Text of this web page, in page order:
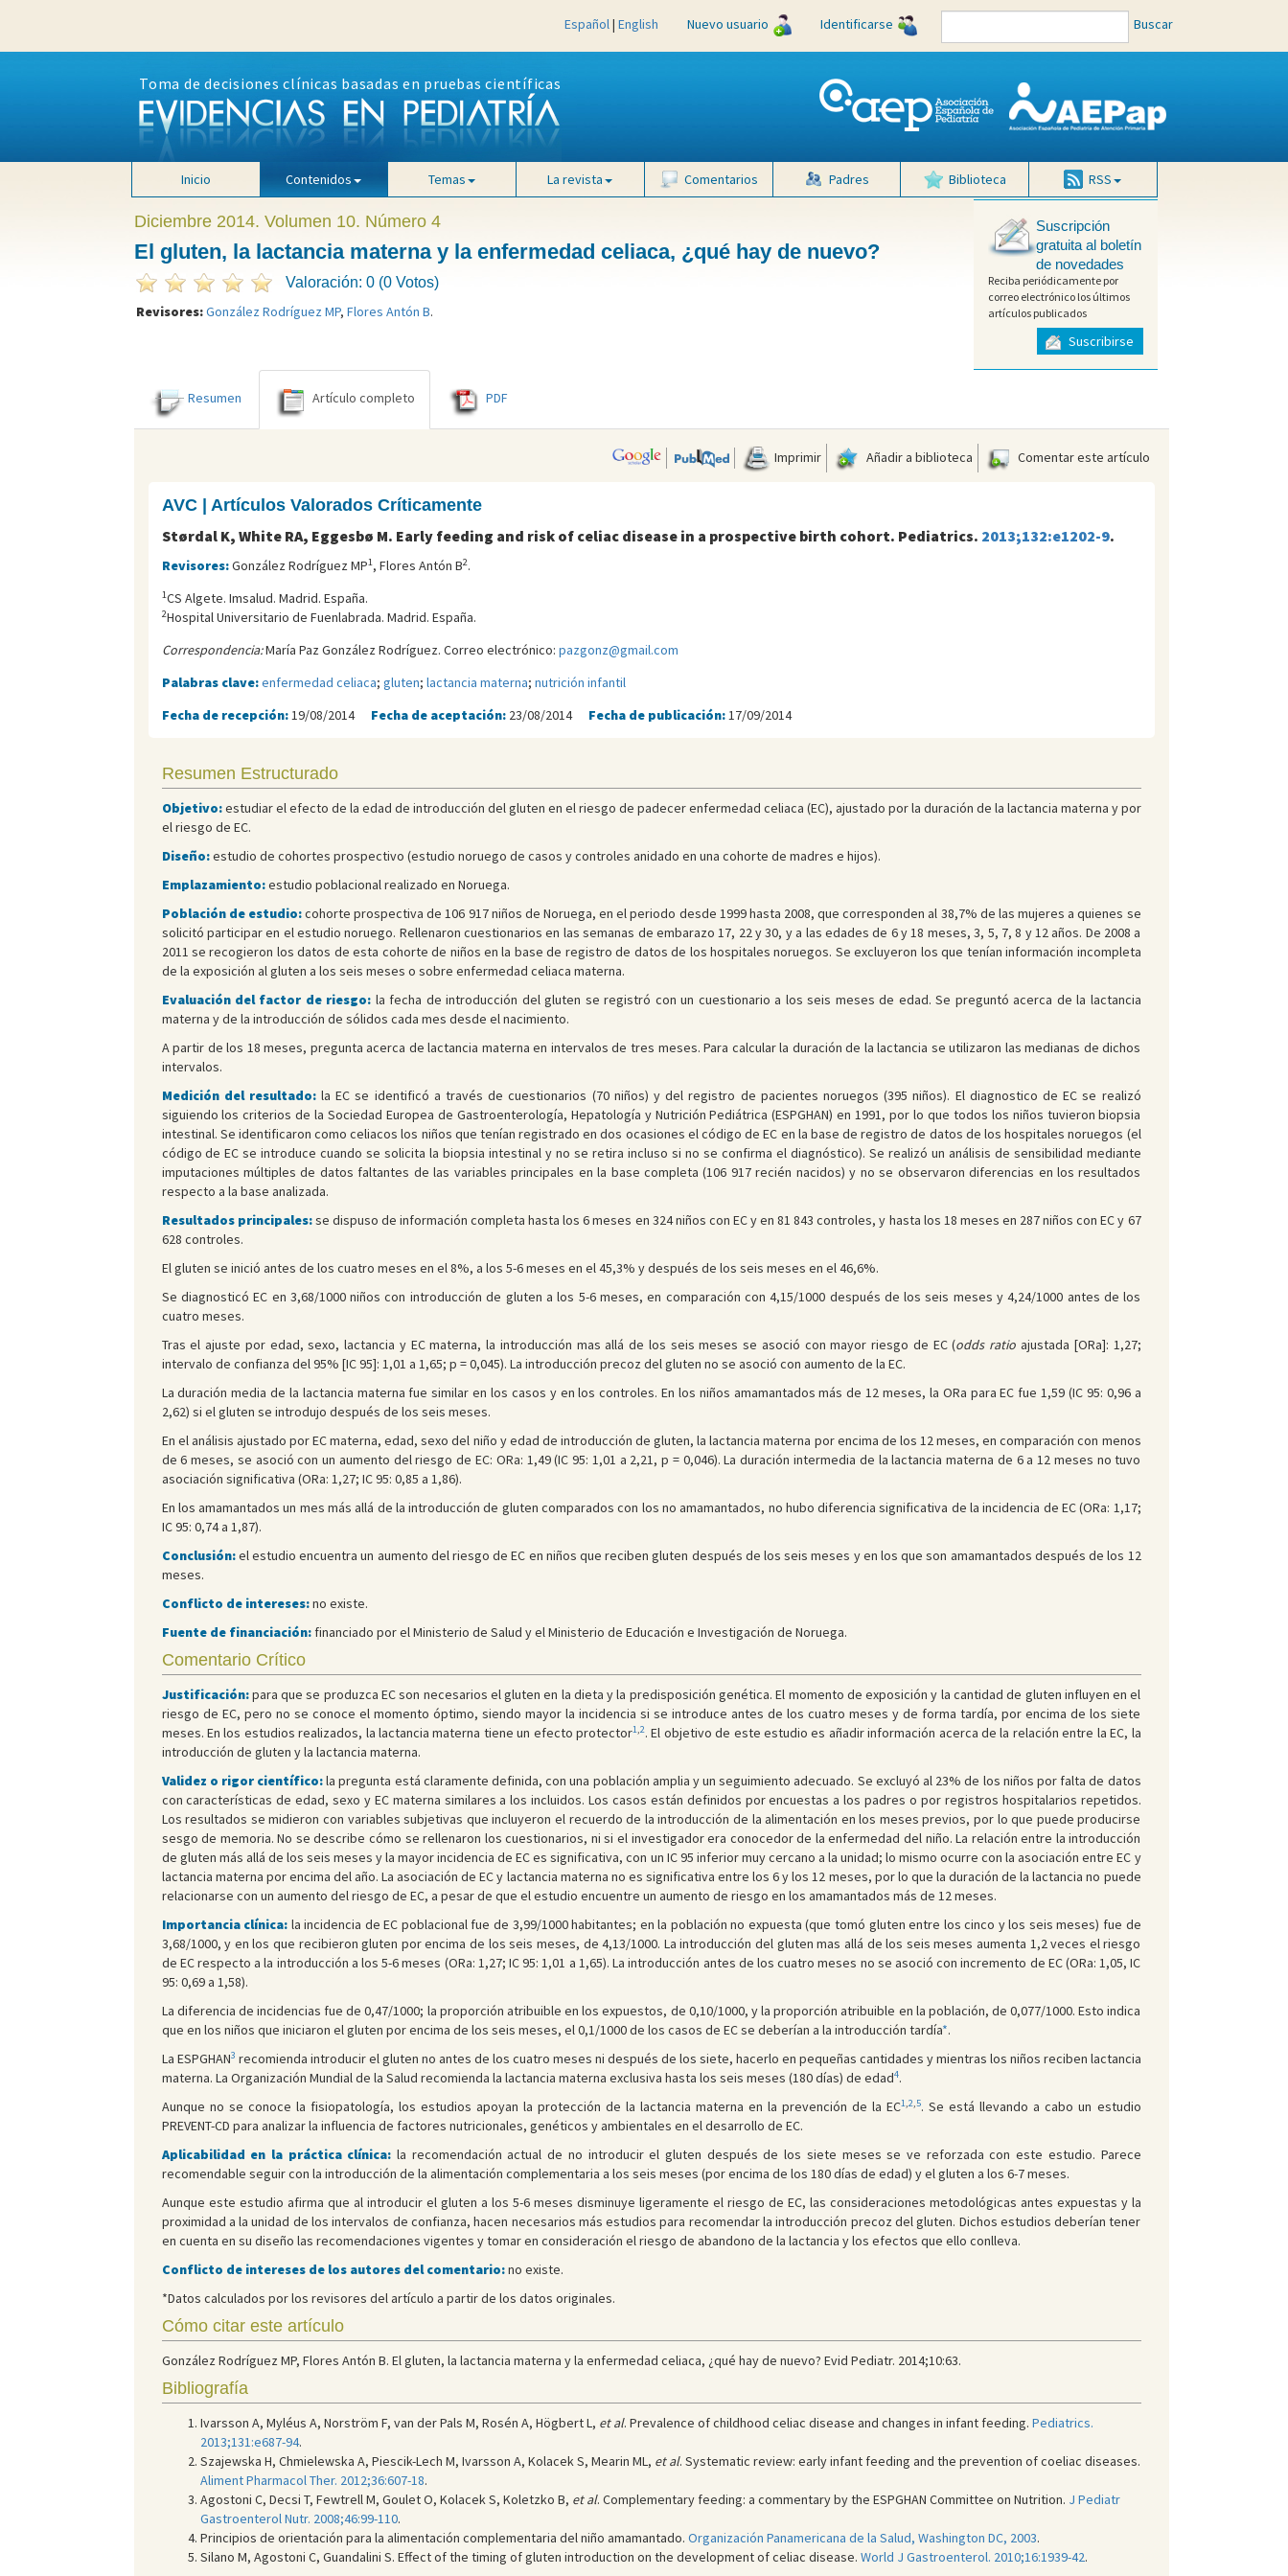
Español| English Nuevo usuario Identificarse Buscar
Toma de decisiones clínicas basadas en pruebas científicas
Inicio Contenidos Temas La revista Comentarios Padres Biblioteca RSS
Diciembre 2014. Volumen 10. Número 4
El gluten, la lactancia materna y la enfermedad celiaca, ¿qué hay de nuevo?
Valoración: 0 (0 Votos)
Revisores:González Rodríguez MP, Flores Antón B.
Suscripción
gratuita al boletín
de novedades
Reciba periódicamente por
correo electrónico los últimos
artículos publicados
Suscribirse
Resumen Artículo completo PDF
Imprimir Añadir a biblioteca Comentar este artículo
AVC | Artículos Valorados Críticamente
Størdal K, White RA, Eggesbø M. Early feeding and risk of celiac disease in a prospective birth cohort. Pediatrics. 2013;132:e1202-9.
Revisores:González Rodríguez MP1, Flores Antón B2.
1CS Algete. Imsalud. Madrid. España.
2Hospital Universitario de Fuenlabrada. Madrid. España.
Correspondencia:María Paz González Rodríguez. Correo electrónico: pazgonz@gmail.com
Palabras clave:enfermedad celiaca; gluten; lactancia materna; nutrición infantil
Fecha de recepción:19/08/2014 Fecha de aceptación: 23/08/2014 Fecha de publicación:17/09/2014
Resumen Estructurado
Objetivo:estudiar el efecto de la edad de introducción del gluten en el riesgo de padecer enfermedad celiaca (EC), ajustado por la duración de la lactancia materna y por
el riesgo de EC.
Diseño:estudio de cohortes prospectivo (estudio noruego de casos y controles anidado en una cohorte de madres e hijos).
Emplazamiento:estudio poblacional realizado en Noruega.
Población de estudio:cohorte prospectiva de 106 917 niños de Noruega, en el periodo desde 1999 hasta 2008, que corresponden al 38,7% de las mujeres a quienes se
solicitó participar en el estudio noruego. Rellenaron cuestionarios en las semanas de embarazo 17, 22 y 30, y a las edades de 6 y 18 meses, 3, 5, 7, 8 y 12 años. De 2008 a
2011 se recogieron los datos de esta cohorte de niños en la base de registro de datos de los hospitales noruegos. Se excluyeron los que tenían información incompleta
de la exposición al gluten a los seis meses o sobre enfermedad celiaca materna.
Evaluación del factor de riesgo: la fecha de introducción del gluten se registró con un cuestionario a los seis meses de edad. Se preguntó acerca de la lactancia
materna y de la introducción de sólidos cada mes desde el nacimiento.
A partir de los 18 meses, pregunta acerca de lactancia materna en intervalos de tres meses. Para calcular la duración de la lactancia se utilizaron las medianas de dichos
intervalos.
Medición del resultado:la EC se identificó a través de cuestionarios (70 niños) y del registro de pacientes noruegos (395 niños). El diagnostico de EC se realizó
siguiendo los criterios de la Sociedad Europea de Gastroenterología, Hepatología y Nutrición Pediátrica (ESPGHAN) en 1991, por lo que todos los niños tuvieron biopsia
intestinal. Se identificaron como celiacos los niños que tenían registrado en dos ocasiones el código de EC en la base de registro de datos de los hospitales noruegos (el
código de EC se introduce cuando se solicita la biopsia intestinal y no se retira incluso si no se confirma el diagnóstico). Se realizó un análisis de sensibilidad mediante
imputaciones múltiples de datos faltantes de las variables principales en la base completa (106 917 recién nacidos) y no se observaron diferencias en los resultados
respecto a la base analizada.
Resultados principales:se dispuso de información completa hasta los 6 meses en 324 niños con EC y en 81 843 controles, y hasta los 18 meses en 287 niños con EC y 67
628 controles.
El gluten se inició antes de los cuatro meses en el 8%, a los 5-6 meses en el 45,3% y después de los seis meses en el 46,6%.
Se diagnosticó EC en 3,68/1000 niños con introducción de gluten a los 5-6 meses, en comparación con 4,15/1000 después de los seis meses y 4,24/1000 antes de los
cuatro meses.
Tras el ajuste por edad, sexo, lactancia y EC materna, la introducción mas allá de los seis meses se asoció con mayor riesgo de EC (odds ratio ajustada [ORa]: 1,27;
intervalo de confianza del 95% [IC 95]: 1,01 a 1,65; p = 0,045). La introducción precoz del gluten no se asoció con aumento de la EC.
La duración media de la lactancia materna fue similar en los casos y en los controles. En los niños amamantados más de 12 meses, la ORa para EC fue 1,59 (IC 95: 0,96 a
2,62) si el gluten se introdujo después de los seis meses.
En el análisis ajustado por EC materna, edad, sexo del niño y edad de introducción de gluten, la lactancia materna por encima de los 12 meses, en comparación con menos
de 6 meses, se asoció con un aumento del riesgo de EC: ORa: 1,49 (IC 95: 1,01 a 2,21, p = 0,046). La duración intermedia de la lactancia materna de 6 a 12 meses no tuvo
asociación significativa (ORa: 1,27; IC 95: 0,85 a 1,86).
En los amamantados un mes más allá de la introducción de gluten comparados con los no amamantados, no hubo diferencia significativa de la incidencia de EC (ORa: 1,17;
IC 95: 0,74 a 1,87).
Conclusión:el estudio encuentra un aumento del riesgo de EC en niños que reciben gluten después de los seis meses y en los que son amamantados después de los 12
meses.
Conflicto de intereses:no existe.
Fuente de financiación:financiado por el Ministerio de Salud y el Ministerio de Educación e Investigación de Noruega.
Comentario Crítico
Justificación:para que se produzca EC son necesarios el gluten en la dieta y la predisposición genética. El momento de exposición y la cantidad de gluten influyen en el
riesgo de EC, pero no se conoce el momento óptimo, siendo mayor la incidencia si se introduce antes de los cuatro meses y de forma tardía, por encima de los siete
meses. En los estudios realizados, la lactancia materna tiene un efecto protector1,2. El objetivo de este estudio es añadir información acerca de la relación entre la EC, la
introducción de gluten y la lactancia materna.
Validez o rigor científico:la pregunta está claramente definida, con una población amplia y un seguimiento adecuado. Se excluyó al 23% de los niños por falta de datos
con características de edad, sexo y EC materna similares a los incluidos. Los casos están definidos por encuestas a los padres o por registros hospitalarios repetidos.
Los resultados se midieron con variables subjetivas que incluyeron el recuerdo de la introducción de la alimentación en los meses previos, por lo que puede producirse
sesgo de memoria. No se describe cómo se rellenaron los cuestionarios, ni si el investigador era conocedor de la enfermedad del niño. La relación entre la introducción
de gluten más allá de los seis meses y la mayor incidencia de EC es significativa, con un IC 95 inferior muy cercano a la unidad; lo mismo ocurre con la asociación entre EC y
lactancia materna por encima del año. La asociación de EC y lactancia materna no es significativa entre los 6 y los 12 meses, por lo que la duración de la lactancia no puede
relacionarse con un aumento del riesgo de EC, a pesar de que el estudio encuentre un aumento de riesgo en los amamantados más de 12 meses.
Importancia clínica: la incidencia de EC poblacional fue de 3,99/1000 habitantes; en la población no expuesta (que tomó gluten entre los cinco y los seis meses) fue de
3,68/1000, y en los que recibieron gluten por encima de los seis meses, de 4,13/1000. La introducción del gluten mas allá de los seis meses aumenta 1,2 veces el riesgo
de EC respecto a la introducción a los 5-6 meses (ORa: 1,27; IC 95: 1,01 a 1,65). La introducción antes de los cuatro meses no se asoció con incremento de EC (ORa: 1,05, IC
95: 0,69 a 1,58).
La diferencia de incidencias fue de 0,47/1000; la proporción atribuible en los expuestos, de 0,10/1000, y la proporción atribuible en la población, de 0,077/1000. Esto indica
que en los niños que iniciaron el gluten por encima de los seis meses, el 0,1/1000 de los casos de EC se deberían a la introducción tardía*.
La ESPGHAN3 recomienda introducir el gluten no antes de los cuatro meses ni después de los siete, hacerlo en pequeñas cantidades y mientras los niños reciben lactancia
materna. La Organización Mundial de la Salud recomienda la lactancia materna exclusiva hasta los seis meses (180 días) de edad4.
Aunque no se conoce la fisiopatología, los estudios apoyan la protección de la lactancia materna en la prevención de la EC1,2,5. Se está llevando a cabo un estudio
PREVENT-CD para analizar la influencia de factores nutricionales, genéticos y ambientales en el desarrollo de EC.
Aplicabilidad en la práctica clínica: la recomendación actual de no introducir el gluten después de los siete meses se ve reforzada con este estudio. Parece
recomendable seguir con la introducción de la alimentación complementaria a los seis meses (por encima de los 180 días de edad) y el gluten a los 6-7 meses.
Aunque este estudio afirma que al introducir el gluten a los 5-6 meses disminuye ligeramente el riesgo de EC, las consideraciones metodológicas antes expuestas y la
proximidad a la unidad de los intervalos de confianza, hacen necesarios más estudios para recomendar la introducción precoz del gluten. Dichos estudios deberían tener
en cuenta en su diseño las recomendaciones vigentes y tomar en consideración el riesgo de abandono de la lactancia y los efectos que ello conlleva.
Conflicto de intereses de los autores del comentario:no existe.
*Datos calculados por los revisores del artículo a partir de los datos originales.
Cómo citar este artículo
González Rodríguez MP, Flores Antón B. El gluten, la lactancia materna y la enfermedad celiaca, ¿qué hay de nuevo? Evid Pediatr. 2014;10:63.
Bibliografía
Ivarsson A, Myléus A, Norström F, van der Pals M, Rosén A, Högbert L, et al. Prevalence of childhood celiac disease and changes in infant feeding. Pediatrics.
2013;131:e687-94.
Szajewska H, Chmielewska A, Piescik-Lech M, Ivarsson A, Kolacek S, Mearin ML, et al. Systematic review: early infant feeding and the prevention of coeliac diseases.
Aliment Pharmacol Ther. 2012;36:607-18.
Agostoni C, Decsi T, Fewtrell M, Goulet O, Kolacek S, Koletzko B, et al. Complementary feeding: a commentary by the ESPGHAN Committee on Nutrition. J Pediatr
Gastroenterol Nutr. 2008;46:99-110.
Principios de orientación para la alimentación complementaria del niño amamantado. Organización Panamericana de la Salud, Washington DC, 2003.
Silano M, Agostoni C, Guandalini S. Effect of the timing of gluten introduction on the development of celiac disease. World J Gastroenterol. 2010;16:1939-42.